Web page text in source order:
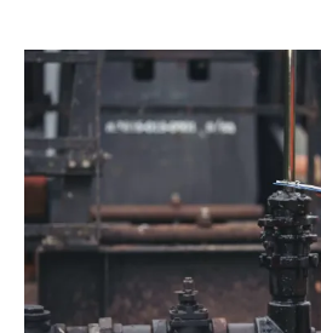
Prevención
de
fallos
en
sistemas
hidráulicos